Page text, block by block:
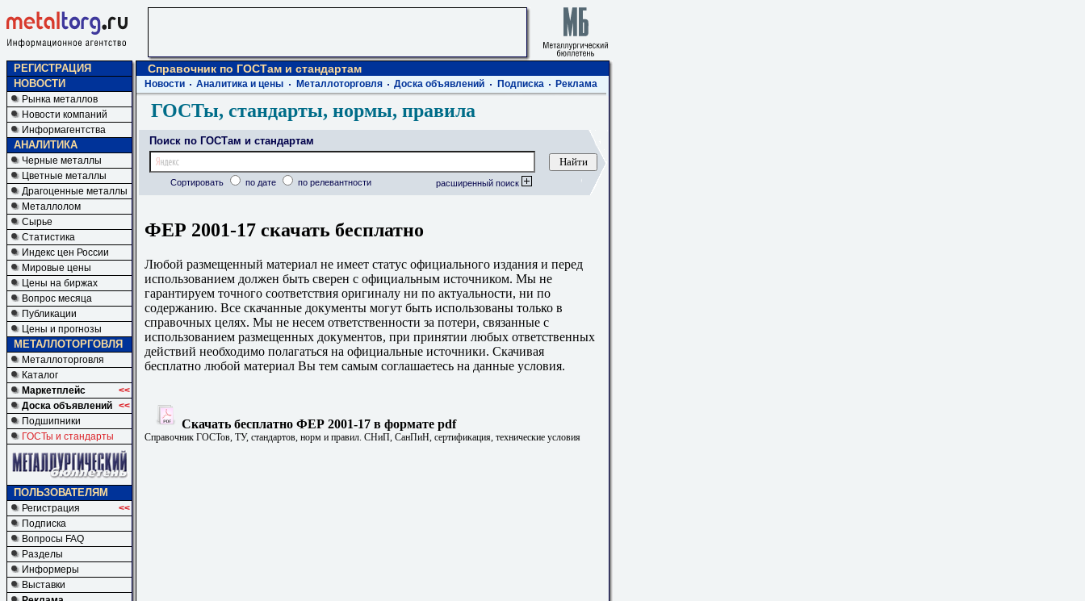
РЕГИСТРАЦИЯ
НОВОСТИ
Рынка металлов
Новости компаний
Информагентства
АНАЛИТИКА
Черные металлы
Цветные металлы
Драгоценные металлы
Металлолом
Сырье
Статистика
Индекс цен России
Мировые цены
Цены на биржах
Вопрос месяца
Публикации
Цены и прогнозы
МЕТАЛЛОТОРГОВЛЯ
Металлоторговля
Каталог
Маркетплейс
<<
Доска объявлений <<
Подшипники
ГОСТы и стандарты
ПОЛЬЗОВАТЕЛЯМ
Регистрация
<<
Подписка
Вопросы FAQ
Разделы
Информеры
Выставки
Справочник по ГОСТам и стандартам
Новости Аналитика и цены Металлоторговля Доска объявлений Подписка Реклама
ГОСТы, стандарты, нормы, правила
Поиск по ГОСТам и стандартам
Сортировать по дате по релевантности расширенный поиск
ФЕР 2001-17 скачать бесплатно
Любой размещенный материал не имеет статус официального издания и перед
использованием должен быть сверен с официальным источником. Мы не
гарантируем точного соответствия оригиналу ни по актуальности, ни по
содержанию. Все скачанные документы могут быть использованы только в
справочных целях. Мы не несем ответственности за потери, связанные с
использованием размещенных документов, при принятии любых ответственных
действий необходимо полагаться на официальные источники. Скачивая
бесплатно любой материал Вы тем самым соглашаетесь на данные условия.
Скачать бесплатно ФЕР 2001-17 в формате pdf
Справочник ГОСТов, ТУ, стандартов, норм и правил. СНиП, СанПиН, сертификация, технические условия